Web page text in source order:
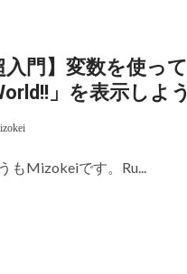
入門】変数を使って
」を表示しよう
もMizokeiです。Ru...